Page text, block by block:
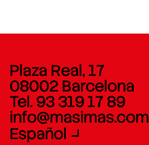
Plaza Real, 17
08002 Barcelona
Tel. 93 319 17 89
info@masimas.com
Español